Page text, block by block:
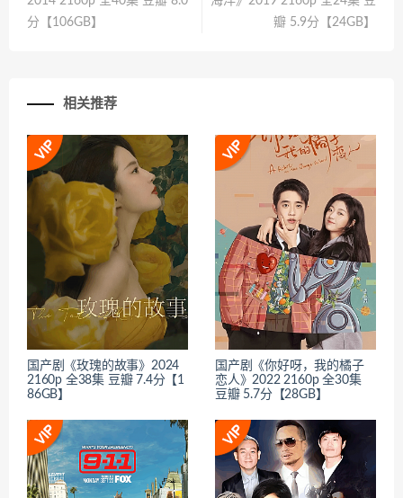
分【106GB】
瓣 5.9分【24GB】
相关推荐
国产剧《玫瑰的故事》2024
2160p 全38集 豆瓣 7.4分【1
86GB】
国产剧《你好呀，我的橘子
恋人》2022 2160p 全30集
豆瓣 5.7分【28GB】